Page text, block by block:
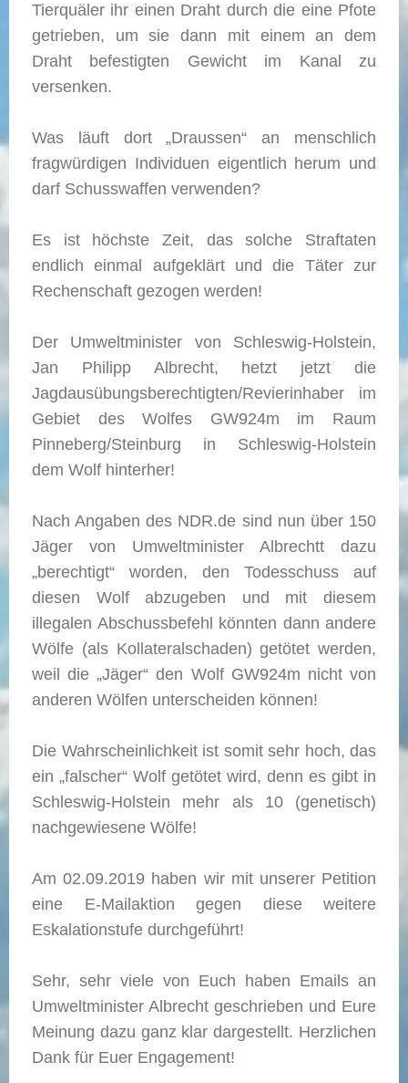
Tierquäler ihr einen Draht durch die eine Pfote
getrieben, um sie dann mit einem an dem
Draht befestigten Gewicht im Kanal zu
versenken.
Was läuft dort „Draussen“ an menschlich
fragwürdigen Individuen eigentlich herum und
darf Schusswaffen verwenden?
Es ist höchste Zeit, das solche Straftaten
endlich einmal aufgeklärt und die Täter zur
Rechenschaft gezogen werden!
Der Umweltminister von Schleswig-Holstein,
Jan Philipp Albrecht, hetzt jetzt die
Jagdausübungsberechtigten/Revierinhaber im
Gebiet des Wolfes GW924m im Raum
Pinneberg/Steinburg in Schleswig-Holstein
dem Wolf hinterher!
Nach Angaben des NDR.de sind nun über 150
Jäger von Umweltminister Albrechtt dazu
„berechtigt“ worden, den Todesschuss auf
diesen Wolf abzugeben und mit diesem
illegalen Abschussbefehl könnten dann andere
Wölfe (als Kollateralschaden) getötet werden,
weil die „Jäger“ den Wolf GW924m nicht von
anderen Wölfen unterscheiden können!
Die Wahrscheinlichkeit ist somit sehr hoch, das
ein „falscher“ Wolf getötet wird, denn es gibt in
Schleswig-Holstein mehr als 10 (genetisch)
nachgewiesene Wölfe!
Am 02.09.2019 haben wir mit unserer Petition
eine E-Mailaktion gegen diese weitere
Eskalationstufe durchgeführt!
Sehr, sehr viele von Euch haben Emails an
Umweltminister Albrecht geschrieben und Eure
Meinung dazu ganz klar dargestellt. Herzlichen
Dank für Euer Engagement!